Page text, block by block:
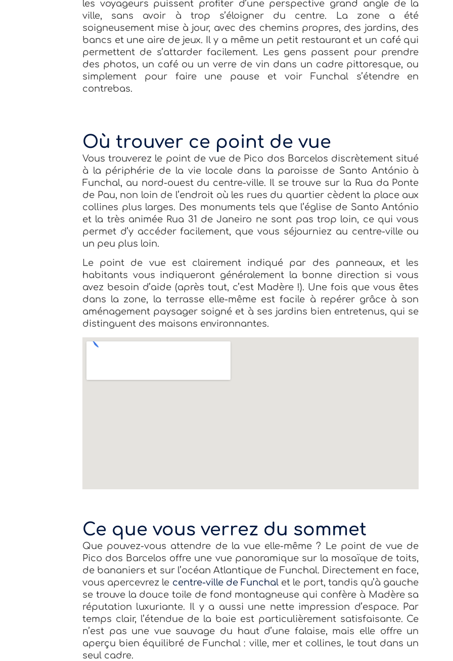
les voyageurs puissent profiter d’une perspective grand angle de la
ville, sans avoir à trop s’éloigner du centre. La zone a été
soigneusement mise à jour, avec des chemins propres, des jardins, des
bancs et une aire de jeux. Il y a même un petit restaurant et un café qui
permettent de s’attarder facilement. Les gens passent pour prendre
des photos, un café ou un verre de vin dans un cadre pittoresque, ou
simplement pour faire une pause et voir Funchal s’étendre en
contrebas.
Où trouver ce point de vue
Vous trouverez le point de vue de Pico dos Barcelos discrètement situé
à la périphérie de la vie locale dans la paroisse de Santo António à
Funchal, au nord-ouest du centre-ville. Il se trouve sur la Rua da Ponte
de Pau, non loin de l’endroit où les rues du quartier cèdent la place aux
collines plus larges. Des monuments tels que l’église de Santo António
et la très animée Rua 31 de Janeiro ne sont pas trop loin, ce qui vous
permet d’y accéder facilement, que vous séjourniez au centre-ville ou
un peu plus loin.
Le point de vue est clairement indiqué par des panneaux, et les
habitants vous indiqueront généralement la bonne direction si vous
avez besoin d’aide (après tout, c’est Madère !). Une fois que vous êtes
dans la zone, la terrasse elle-même est facile à repérer grâce à son
aménagement paysager soigné et à ses jardins bien entretenus, qui se
distinguent des maisons environnantes.
Ce que vous verrez du sommet
Que pouvez-vous attendre de la vue elle-même ? Le point de vue de
Pico dos Barcelos offre une vue panoramique sur la mosaïque de toits,
de bananiers et sur l’océan Atlantique de Funchal. Directement en face,
vous apercevrez le centre-ville de Funchal et le port, tandis qu’à gauche
se trouve la douce toile de fond montagneuse qui confère à Madère sa
réputation luxuriante. Il y a aussi une nette impression d’espace. Par
temps clair, l’étendue de la baie est particulièrement satisfaisante. Ce
n’est pas une vue sauvage du haut d’une falaise, mais elle offre un
aperçu bien équilibré de Funchal : ville, mer et collines, le tout dans un
seul cadre.